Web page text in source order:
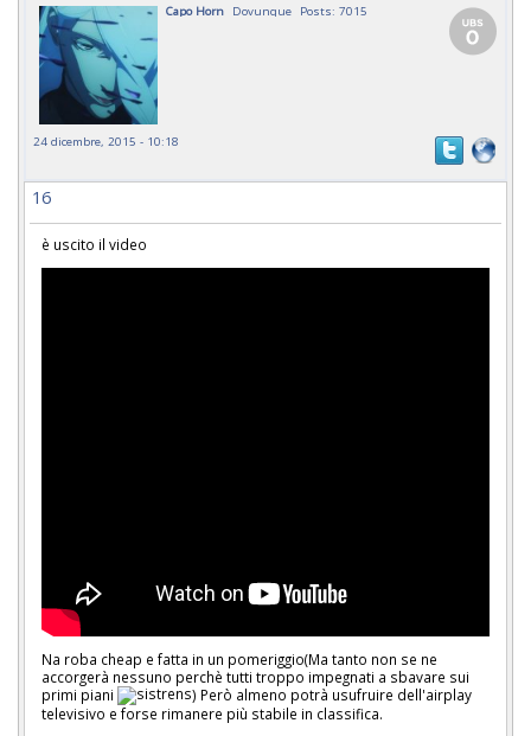
Capo Horn Dovunque Posts: 7015
24 dicembre, 2015 - 10:18
16
è uscito il video
Na roba cheap e fatta in un pomeriggio(Ma tanto non se ne
accorgerà nessuno perchè tutti troppo impegnati a sbavare sui
primi piani
) Però almeno potrà usufruire dell'airplay
televisivo e forse rimanere più stabile in classifica.